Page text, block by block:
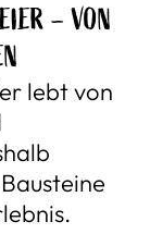
– VON
lebt von